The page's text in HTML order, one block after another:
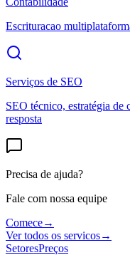
Escrituracao
Serviços de SEO
SEO técnico, estratégia de
resposta
Precisa de ajuda?
Fale com nossa equipe
Comece→
Ver todos os servicos→
SetoresPreços